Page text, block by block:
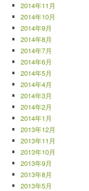
2014年11月
2014年10月
2014年9月
2014年8月
2014年7月
2014年6月
2014年5月
2014年4月
2014年3月
2014年2月
2014年1月
2013年12月
2013年11月
2013年10月
2013年9月
2013年8月
2013年5月